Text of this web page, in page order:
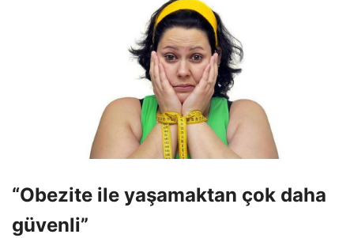
“Obezite ile yaşamaktan çok daha
güvenli”